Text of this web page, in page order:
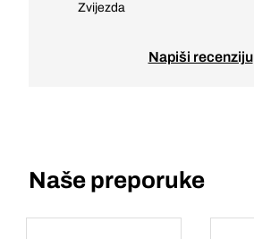
Zvijezda
Napiši recenziju
Naše preporuke